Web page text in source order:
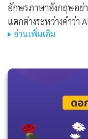
อักษรภาษาอังกฤษอย่
แตกต่างระหว่างคำว่
อ่านเพิ่มเติม